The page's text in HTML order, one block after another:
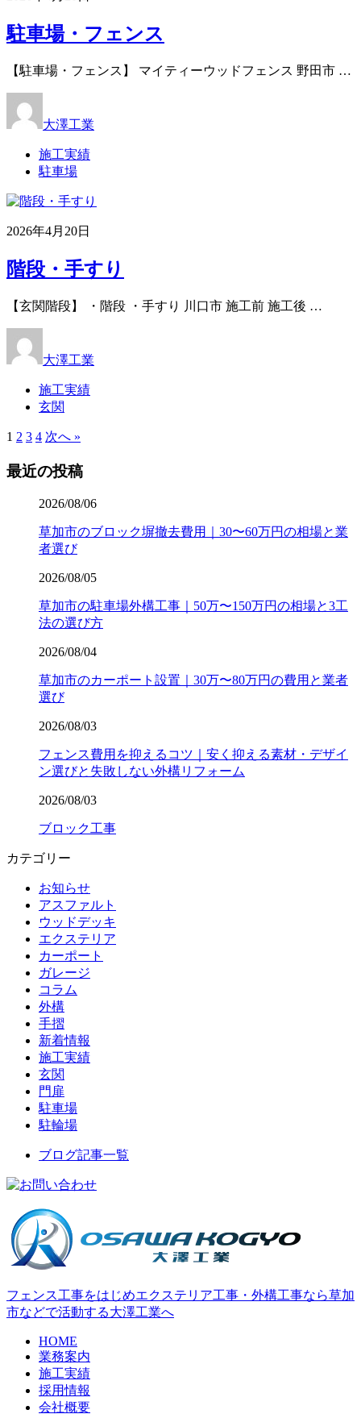
駐車場・フェンス
【駐車場・フェンス】 マイティーウッドフェンス 野田市 …
大澤工業
施工実績
駐車場
2026年4月20日
階段・手すり
【玄関階段】 ・階段 ・手すり 川口市 施工前 施工後 …
大澤工業
施工実績
玄関
1 2 3 4 次へ »
最近の投稿
2026/08/06
草加市のブロック塀撤去費用｜30〜60万円の相場と業
者選び
2026/08/05
草加市の駐車場外構工事｜50万〜150万円の相場と3工
法の選び方
2026/08/04
草加市のカーポート設置｜30万〜80万円の費用と業者
選び
2026/08/03
フェンス費用を抑えるコツ｜安く抑える素材・デザイ
ン選びと失敗しない外構リフォーム
2026/08/03
ブロック工事
カテゴリー
お知らせ
アスファルト
ウッドデッキ
エクステリア
カーポート
ガレージ
コラム
外構
手摺
新着情報
施工実績
玄関
門扉
駐車場
駐輪場
ブログ記事一覧
フェンス工事をはじめエクステリア工事・外構工事なら草加
市などで活動する大澤工業へ
HOME
業務案内
施工実績
採用情報
会社概要